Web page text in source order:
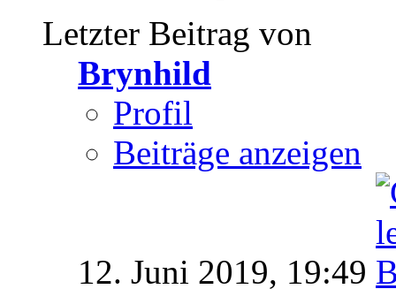
Letzter Beitrag von
Brynhild
Profil
Beiträge anzeigen
12. Juni 2019, 19:49